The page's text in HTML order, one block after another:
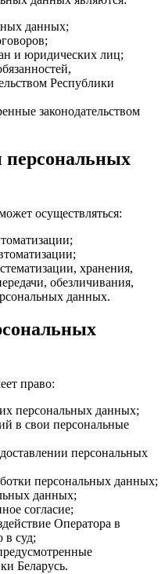
данных;
и юридических лиц;
Республики
законодательством
персональных
осуществляться:
хранения,
обезличивания,
данных.
право:
персональных данных;
в свои персональные
персональных
персональных данных;
данных;
согласие;
Оператора в
в суд;
Беларусь.